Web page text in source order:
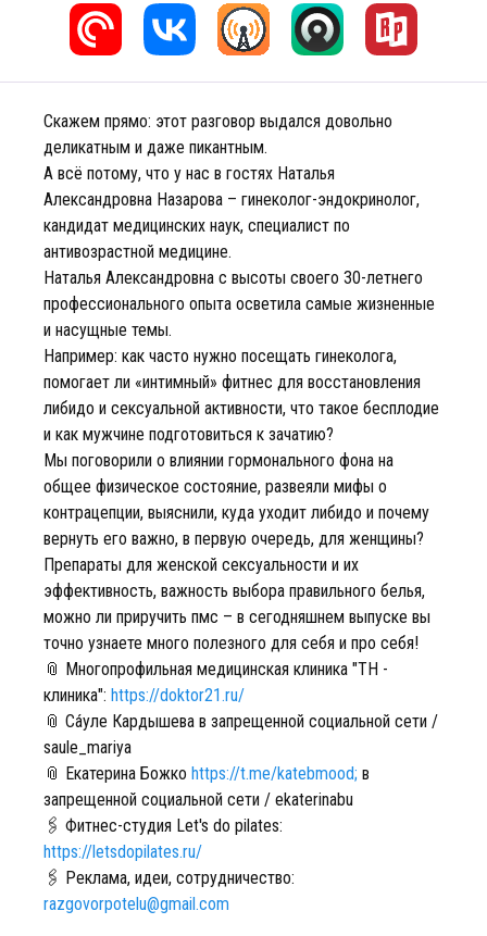
Скажем прямо: этот разговор выдался довольно
деликатным и даже пикантным.
А всё потому, что у нас в гостях Наталья
Александровна Назарова – гинеколог-эндокринолог,
кандидат медицинских наук, специалист по
антивозрастной медицине.
Наталья Александровна с высоты своего 30-летнего
профессионального опыта осветила самые жизненные
и насущные темы.
Например: как часто нужно посещать гинеколога,
помогает ли «интимный» фитнес для восстановления
либидо и сексуальной активности, что такое бесплодие
и как мужчине подготовиться к зачатию?
Мы поговорили о влиянии гормонального фона на
общее физическое состояние, развеяли мифы о
контрацепции, выяснили, куда уходит либидо и почему
вернуть его важно, в первую очередь, для женщины?
Препараты для женской сексуальности и их
эффективность, важность выбора правильного белья,
можно ли приручить пмс – в сегодняшнем выпуске вы
точно узнаете много полезного для себя и про себя!
📎 Многопрофильная медицинская клиника "ТН -
клиника": https://doktor21.ru/
📎 Са́уле Кардышева в запрещенной социальной сети /
saule_mariya
📎 Екатерина Божко https://t.me/katebmood; в
запрещенной социальной сети / ekaterinabu
🖇️ Фитнес-студия Let's do pilates:
https://letsdopilates.ru/
🖇️ Реклама, идеи, сотрудничество:
razgovorpotelu@gmail.com